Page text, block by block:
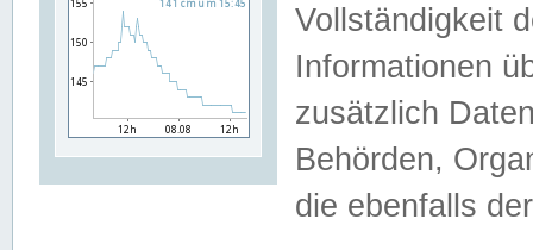
Vollständigkeit
Informationen
zusätzlich
Behörden,
die ebenfalls